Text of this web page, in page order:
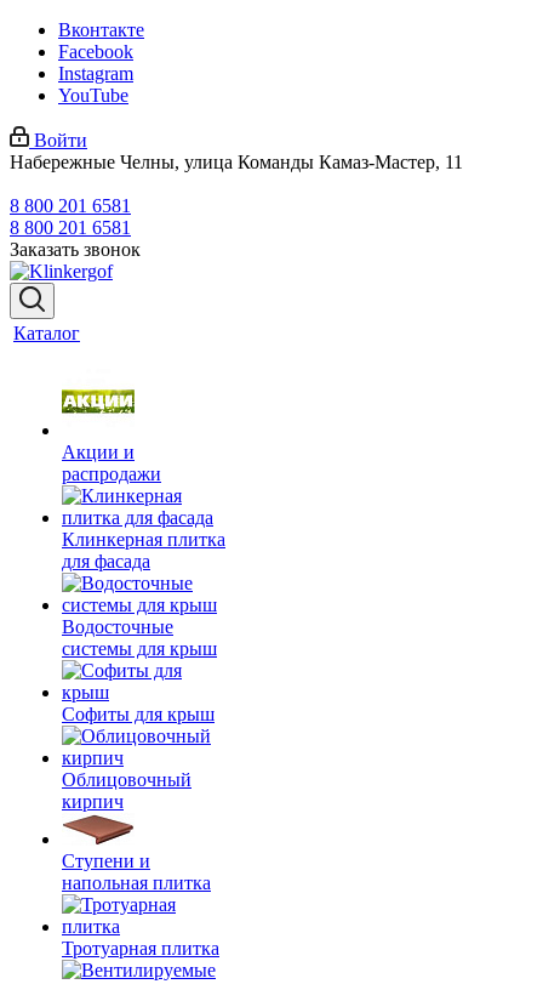
Вконтакте
Facebook
Instagram
YouTube
Войти
Набережные Челны, улица Команды Камаз-Мастер, 11
8 800 201 6581
8 800 201 6581
Заказать звонок
Каталог
Акции и
распродажи
Клинкерная плитка
для фасада
Водосточные
системы для крыш
Софиты для крыш
Облицовочный
кирпич
Ступени и
напольная плитка
Тротуарная плитка